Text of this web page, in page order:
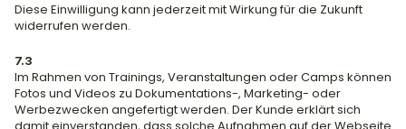
Diese Einwilligung kann jederzeit mit Wirkung für die Zukunft
widerrufen werden.
7.3
Im Rahmen von Trainings, Veranstaltungen oder Camps können
Fotos und Videos zu Dokumentations-, Marketing- oder
Werbezwecken angefertigt werden. Der Kunde erklärt sich